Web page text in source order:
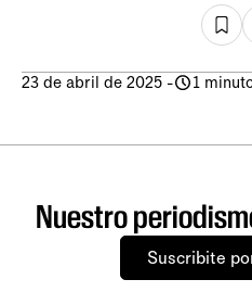
23 de abril de 2025 - 1
Nuestro
Suscribite